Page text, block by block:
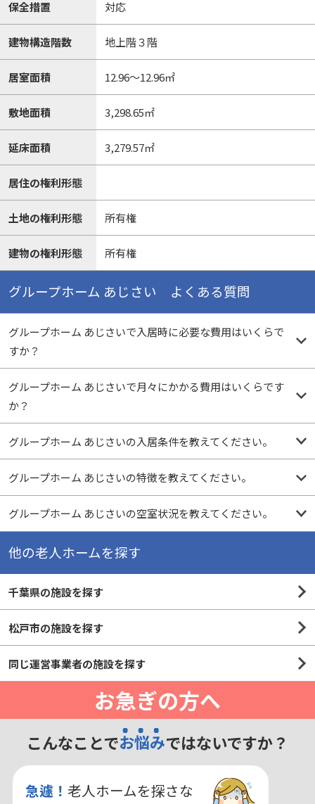
保全措置 対応
建物構造階数 地上階３階
居室面積 12.96～12.96㎡
敷地面積 3,298.65㎡
延床面積 3,279.57㎡
居住の権利形態
土地の権利形態 所有権
建物の権利形態 所有権
グループホーム あじさい よくある質問
グループホーム あじさいで入居時に必要な費用はいくらで
すか？
グループホーム あじさいで月々にかかる費用はいくらです
か？
グループホーム あじさいの入居条件を教えてください。
グループホーム あじさいの特徴を教えてください。
グループホーム あじさいの空室状況を教えてください。
他の老人ホームを探す
千葉県の施設を探す
松戸市の施設を探す
同じ運営事業者の施設を探す
お急ぎの方へ
こんなことでお悩みではないですか？
急遽！ 老人ホームを探さな